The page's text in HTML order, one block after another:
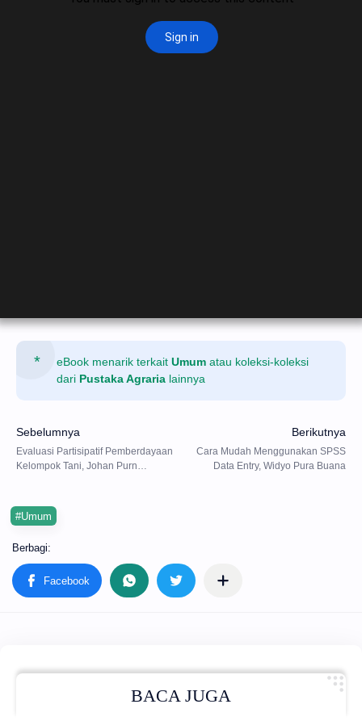
eBook menarik terkait Umum atau koleksi-koleksi
dari Pustaka Agraria lainnya
#Umum
BACA JUGA